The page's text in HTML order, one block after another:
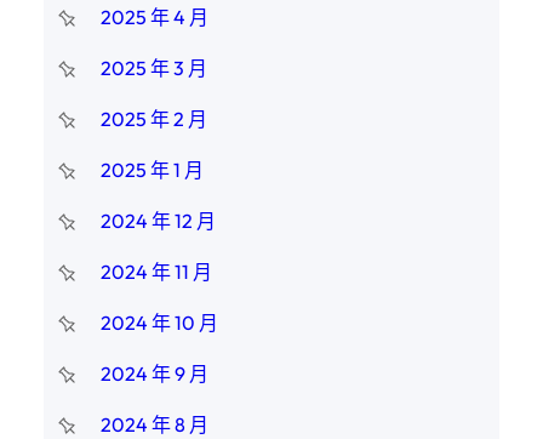
2025 年 4 月
2025 年 3 月
2025 年 2 月
2025 年 1 月
2024 年 12 月
2024 年 11 月
2024 年 10 月
2024 年 9 月
2024 年 8 月